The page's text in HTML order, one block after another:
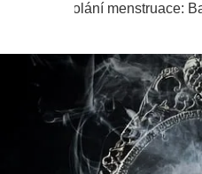
Přivolání menstruace: